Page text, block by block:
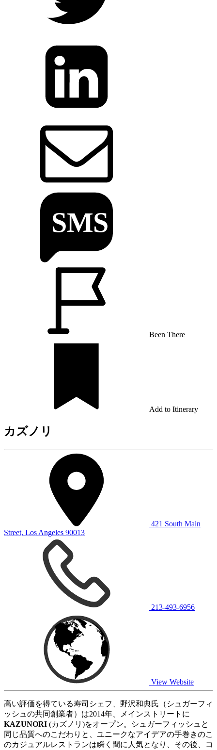
Been There
Add to Itinerary
カズノリ
421 South Main
Street, Los Angeles 90013
213-493-6956
View Website
高い評価を得ている寿司シェフ、野沢和典氏（シュガーフィ
ッシュの共同創業者）は2014年、メインストリートに
KAZUNORI (カズノリ)をオープン。シュガーフィッシュと
同じ品質へのこだわりと、ユニークなアイデアの手巻きのこ
のカジュアルレストランは瞬く間に人気となり、その後、コ